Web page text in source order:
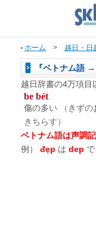
ホーム > 越日・日
『ベトナム語
越日辞書の4万項目
be bét
傷の多い （きずの
きちらす）
ベトナム語は声調
例）
đẹp は dep